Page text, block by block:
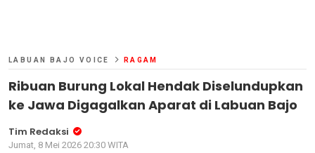
LABUAN BAJO VOICE RAGAM
Ribuan Burung Lokal Hendak Diselundupkan
ke Jawa Digagalkan Aparat di Labuan Bajo
Tim Redaksi
Jumat, 8 Mei 2026 20:30 WITA